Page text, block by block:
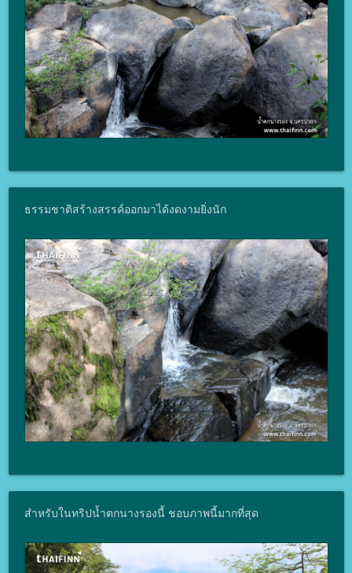
ธรรมชาติสร้างสรรค์ออกมาได้งดงามยิ่งนัก
สำหรับในทริปน้ำตกนางรองนี้ ชอบภาพนี้มากที่สุด